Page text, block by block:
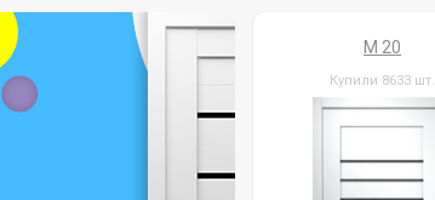
M 20
Купили 8633 шт.